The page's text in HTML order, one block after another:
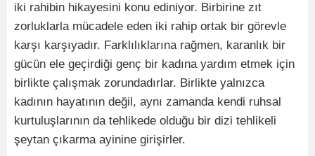
iki rahibin hikayesini konu ediniyor. Birbirine zıt
zorluklarla mücadele eden iki rahip ortak bir görevle
karşı karşıyadır. Farklılıklarına rağmen, karanlık bir
gücün ele geçirdiği genç bir kadına yardım etmek için
birlikte çalışmak zorundadırlar. Birlikte yalnızca
kadının hayatının değil, aynı zamanda kendi ruhsal
kurtuluşlarının da tehlikede olduğu bir dizi tehlikeli
şeytan çıkarma ayinine girişirler.